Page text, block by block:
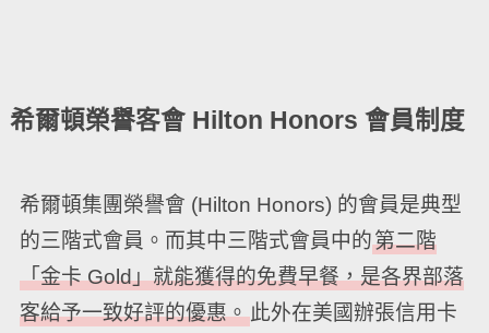
希爾頓榮譽客會 Hilton Honors 會員制度
希爾頓集團榮譽會 (Hilton Honors) 的會員是典型
的三階式會員。而其中三階式會員中的第二階
「金卡 Gold」就能獲得的免費早餐，是各界部落
客給予一致好評的優惠。此外在美國辦張信用卡